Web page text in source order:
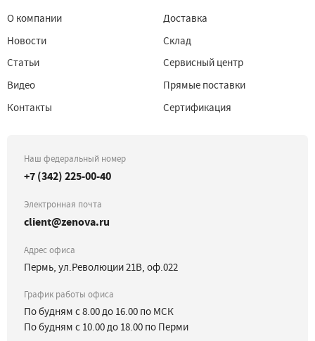
О компании
Новости
Статьи
Видео
Контакты
Доставка
Склад
Сервисный центр
Прямые поставки
Сертификация
Наш федеральный номер
+7 (342) 225-00-40
Электронная почта
client@zenova.ru
Адрес офиса
Пермь, ул.Революции 21В, оф.022
График работы офиса
По будням с 8.00 до 16.00 по МСК
По будням с 10.00 до 18.00 по Перми